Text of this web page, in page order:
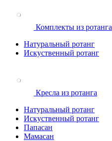
Комплекты из ротанга
Натуральный ротанг
Искуственный ротанг
Кресла из ротанга
Натуральный ротанг
Искуственный ротанг
Папасан
Мамасан